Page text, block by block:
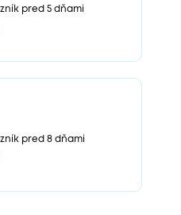
pred 5 dňami
pred 8 dňami